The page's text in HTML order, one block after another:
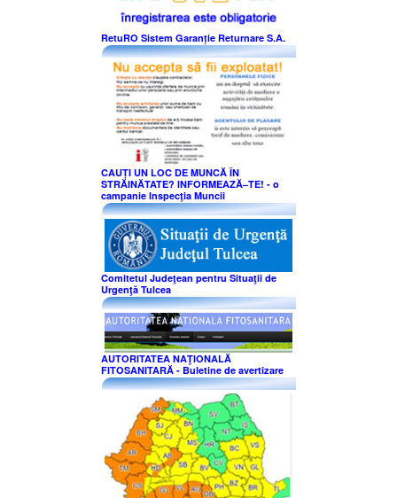
RetuRO Sistem Garanție Returnare S.A.
CAUȚI UN LOC DE MUNCĂ ÎN
STRĂINĂTATE? INFORMEAZĂ–TE! - o
campanie Inspecţia Muncii
Comitetul Judeţean pentru Situaţii de
Urgenţă Tulcea
AUTORITATEA NAŢIONALĂ
FITOSANITARĂ - Buletine de avertizare